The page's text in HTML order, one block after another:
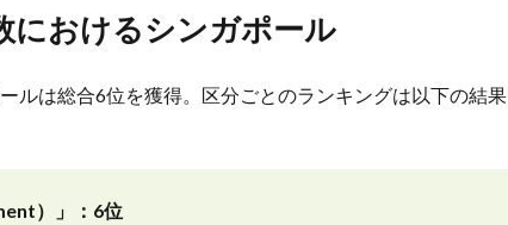
におけるシンガポール
ルは総合6位を獲得。区分ごとのランキングは以下の結果
）」：6位